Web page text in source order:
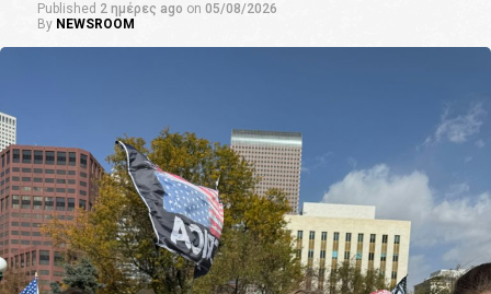
Published 2 ημέρες ago on 05/08/2026
By NEWSROOM